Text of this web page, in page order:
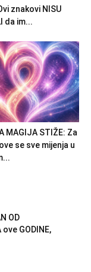
znakovi NISU
da im...
MAGIJA STIŽE: Za
se sve mijenja u
OD
ove GODINE,